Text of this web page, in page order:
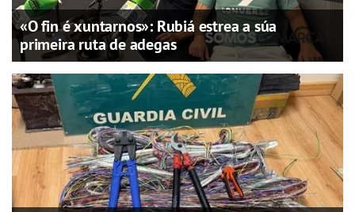
«O fin é xuntarnos»: Rubiá estrea a súa
primeira ruta de adegas